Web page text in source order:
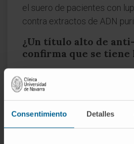
Consentimiento Detalles
el suero de pacientes con
contra extractos de ADN
¿Un título alto de
confirma que se tiene
apoya con fuerza ese
anticuerpo aislado
presencia de una
de clasificación EULAR/ACR